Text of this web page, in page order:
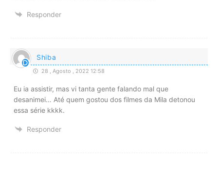
Responder
Shiba
28 , Agosto , 2022 12:58
Eu ia assistir, mas vi tanta gente falando mal que
desanimei… Até quem gostou dos filmes da Mila detonou
essa série kkkk.
Responder